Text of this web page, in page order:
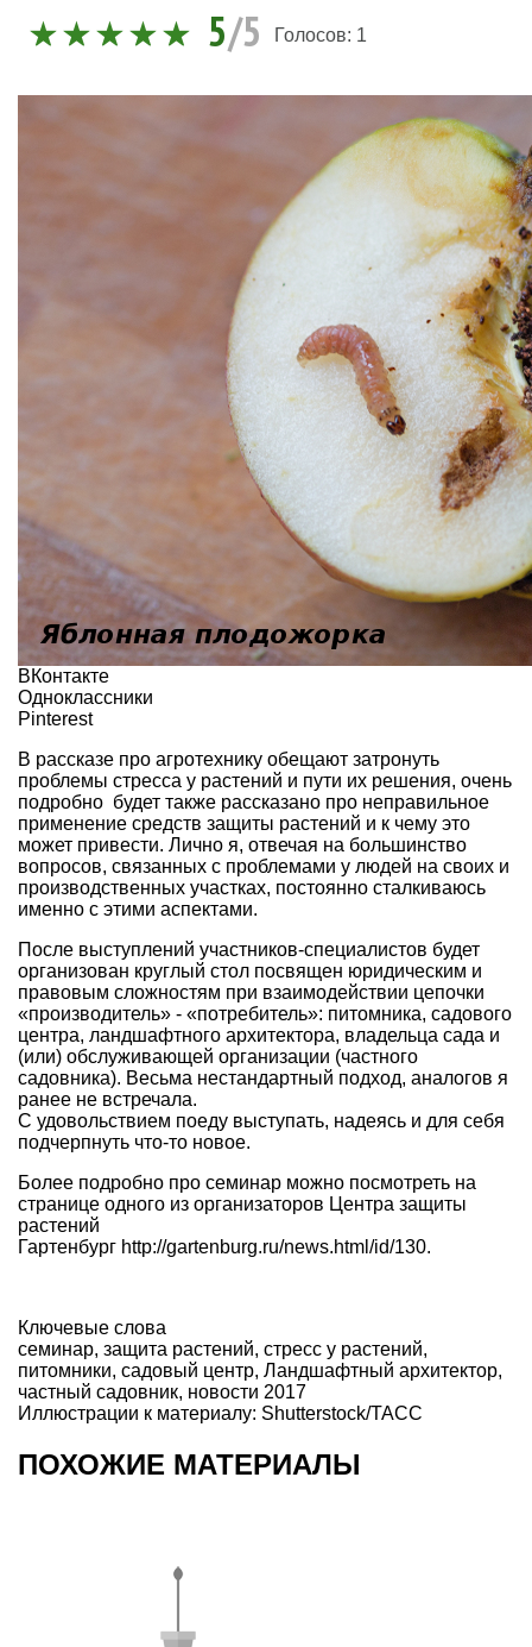
5/5 Голосов: 1
ВКонтакте
Одноклассники
Pinterest
В рассказе про агротехнику обещают затронуть
проблемы стресса у растений и пути их решения, очень
подробно будет также рассказано про неправильное
применение средств защиты растений и к чему это
может привести. Лично я, отвечая на большинство
вопросов, связанных с проблемами у людей на своих и
производственных участках, постоянно сталкиваюсь
именно с этими аспектами.
После выступлений участников-специалистов будет
организован круглый стол посвящен юридическим и
правовым сложностям при взаимодействии цепочки
«производитель» - «потребитель»: питомника, садового
центра, ландшафтного архитектора, владельца сада и
(или) обслуживающей организации (частного
садовника). Весьма нестандартный подход, аналогов я
ранее не встречала.
С удовольствием поеду выступать, надеясь и для себя
подчерпнуть что-то новое.
Более подробно про семинар можно посмотреть на
странице одного из организаторов Центра защиты
растений
Гартенбург http://gartenburg.ru/news.html/id/130.
Ключевые слова
семинар, защита растений, стресс у растений,
питомники, садовый центр, Ландшафтный архитектор,
частный садовник, новости 2017
Иллюстрации к материалу: Shutterstock/ТАСС
ПОХОЖИЕ МАТЕРИАЛЫ